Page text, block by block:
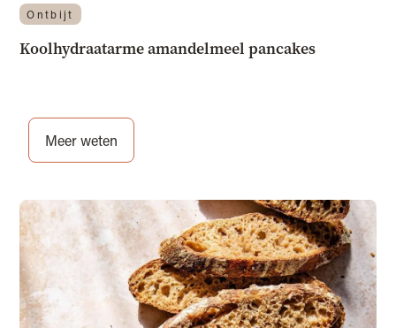
Ontbijt
Koolhydraatarme amandelmeel pancakes
Meer weten